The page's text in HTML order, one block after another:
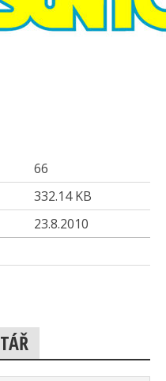
66
332.14 KB
23.8.2010